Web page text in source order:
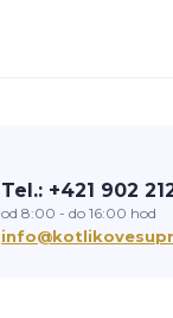
Tel.: +421 902
od 8:00 - do 16:00 hod